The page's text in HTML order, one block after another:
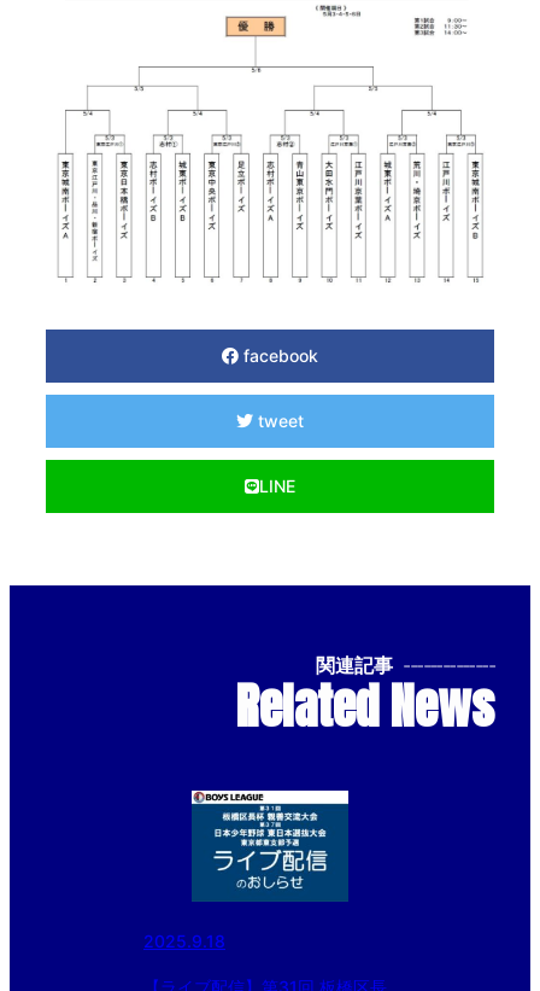
facebook
tweet
LINE
関連記事 --------------
Related News
2025.9.18